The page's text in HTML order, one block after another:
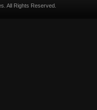
All Rights Reserved.